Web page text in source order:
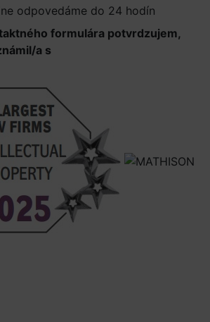
odpovedáme do 24 hodín
formulára potvrdzujem,
a s